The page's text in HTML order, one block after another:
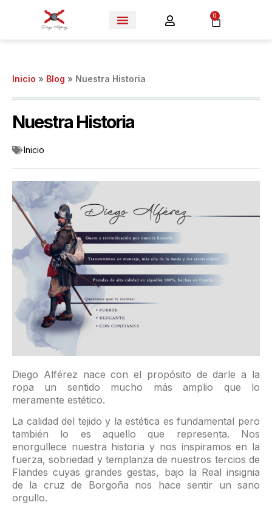
0
Inicio » Blog » Nuestra Historia
Nuestra Historia
Inicio
Diego Alférez nace con el propósito de darle a la
ropa un sentido mucho más amplio que lo
meramente estético.
La calidad del tejido y la estética es fundamental pero
también lo es aquello que representa. Nos
enorgullece nuestra historia y nos inspiramos en la
fuerza, sobriedad y templanza de nuestros tercios de
Flandes cuyas grandes gestas, bajo la Real insignia
de la cruz de Borgoña nos hace sentir un sano
orgullo.